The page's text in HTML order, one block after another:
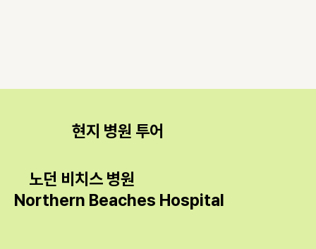
노던 비치스 병원
Northern Beaches Hospital
​현지 병원 투어